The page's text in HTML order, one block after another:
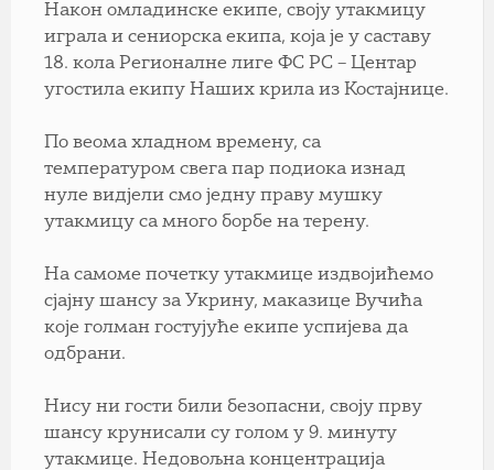
Након омладинске екипе, своју утакмицу
играла и сениорска екипа, која је у саставу
18. кола Регионалне лиге ФС РС – Центар
угостила екипу Наших крила из Костајнице.
По веома хладном времену, са
температуром свега пар подиока изнад
нуле видјели смо једну праву мушку
утакмицу са много борбе на терену.
На самоме почетку утакмице издвојићемо
сјајну шансу за Укрину, маказице Вучића
које голман гостујуће екипе успијева да
одбрани.
Нису ни гости били безопасни, своју прву
шансу крунисали су голом у 9. минуту
утакмице. Недовољна концентрација